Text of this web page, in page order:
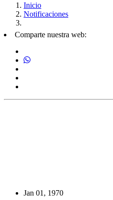
Inicio
Notificaciones
Comparte nuestra web:
Jan 01, 1970